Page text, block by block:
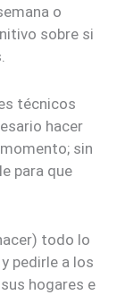
o
sobre si
técnicos
hacer
sin
para que
todo lo
pedirle a los
hogares e